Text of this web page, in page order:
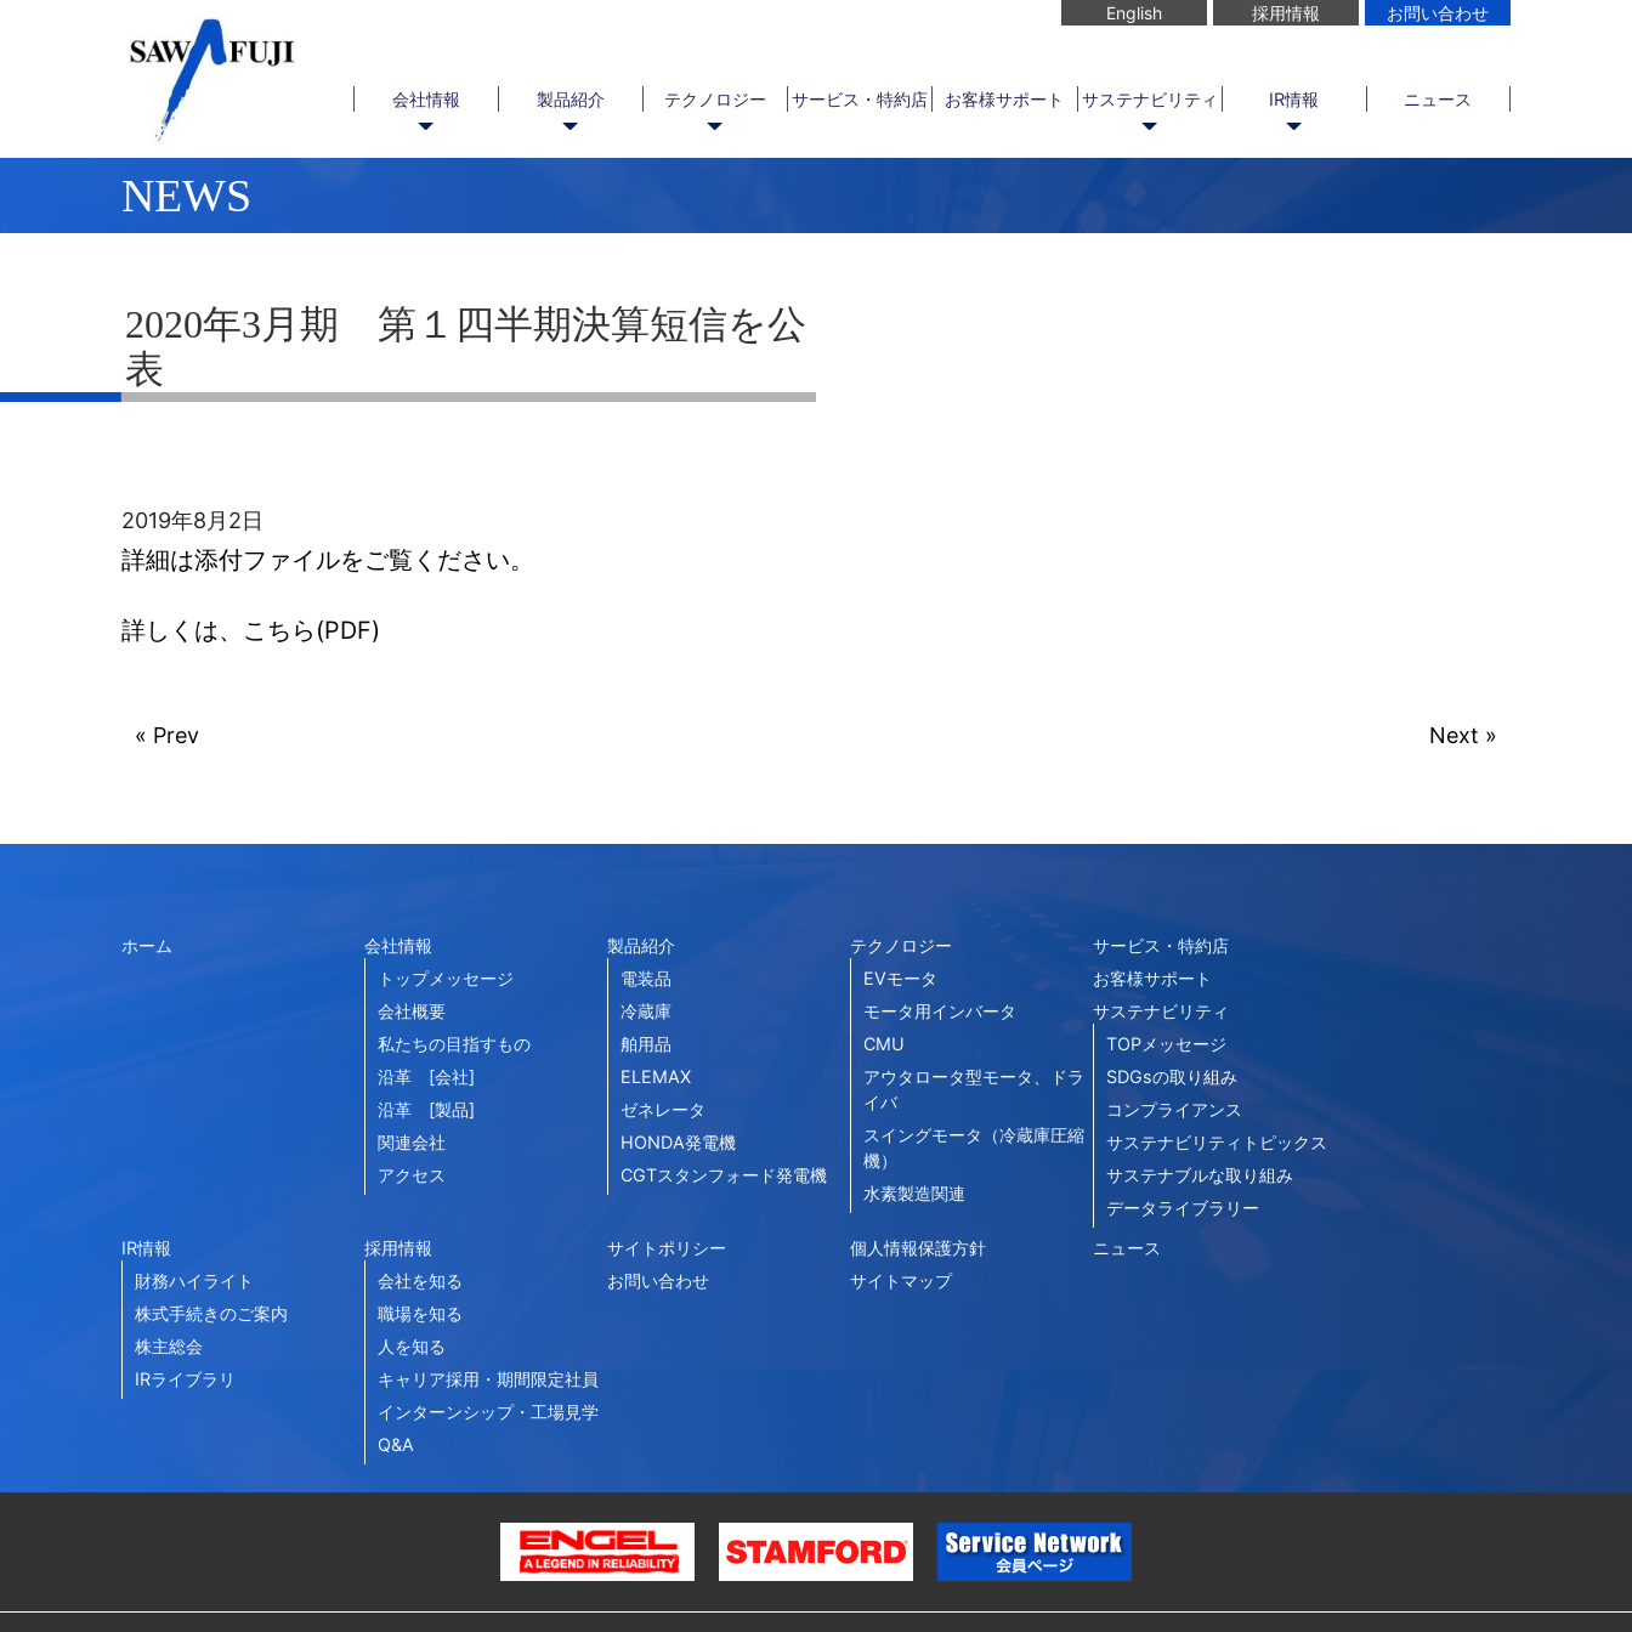
English 採用情報 お問い合わせ
会社情報 製品紹介 テクノロジー サービス・特約店 お客様サポート サステナビリティ IR情報 ニュース
NEWS
2020年3月期 第１四半期決算短信を公
表
2019年8月2日
詳細は添付ファイルをご覧ください。
詳しくは、こちら(PDF)
« Prev Next »
ホーム
会社情報
トップメッセージ
会社概要
私たちの目指すもの
沿革 [会社]
沿革 [製品]
関連会社
アクセス
製品紹介
電装品
冷蔵庫
舶用品
ELEMAX
ゼネレータ
HONDA発電機
CGTスタンフォード発電機
テクノロジー
EVモータ
モータ用インバータ
CMU
アウタロータ型モータ、ドラ
イバ
スイングモータ（冷蔵庫圧縮
機）
水素製造関連
サービス・特約店
お客様サポート
サステナビリティ
TOPメッセージ
SDGsの取り組み
コンプライアンス
サステナビリティトピックス
サステナブルな取り組み
データライブラリー
IR情報
財務ハイライト
株式手続きのご案内
株主総会
IRライブラリ
採用情報
会社を知る
職場を知る
人を知る
キャリア採用・期間限定社員
インターンシップ・工場見学
Q&A
サイトポリシー 個人情報保護方針
ニュース
お問い合わせ
サイトマップ